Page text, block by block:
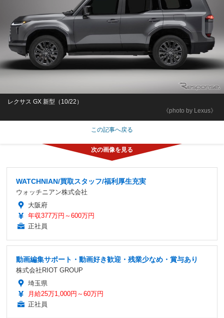
《photo by Lexus》
レクサス GX 新型（10/22）
この記事へ戻る
WATCHNIAN/買取スタッフ/福利厚生充実
ウォッチニアン株式会社
大阪府
年収377万円～600万円
正社員
動画編集サポート・動画好き歓迎・残業少なめ・賞与あり
株式会社RIOT GROUP
埼玉県
月給25万1,000円～60万円
正社員